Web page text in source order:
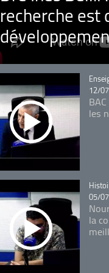
recherche est
12/
les
05/
la